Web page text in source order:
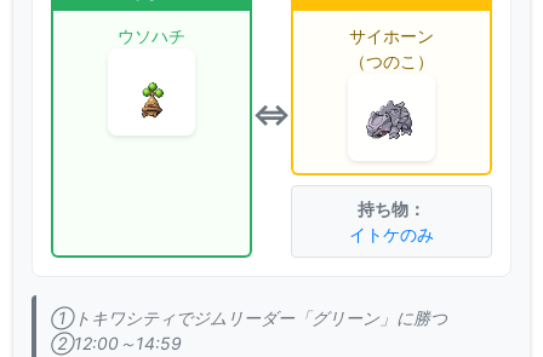
ウソハチ
⇔
サイホーン
（つのこ）
イトケのみ
①トキワシティでジムリーダー「グリーン」に勝つ
②12:00～14:59